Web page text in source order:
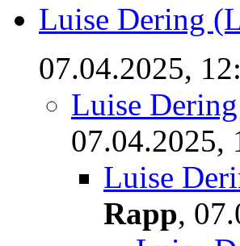
Luise Dering
07.04.2025,
Luise
07.04.2025,
Luise
Rapp,